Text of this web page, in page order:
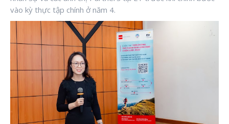
vào kỳ thực tập chính ở năm 4.